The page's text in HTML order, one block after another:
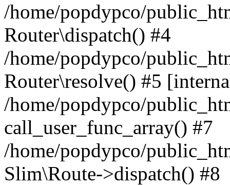
/home/popdypco/
Router\dispatch() #4
/home/popdypco/
Router\resolve() #5
/home/popdypco/
call_user_func_array() #7
/home/popdypco/
Slim\Route->dispatch() #8